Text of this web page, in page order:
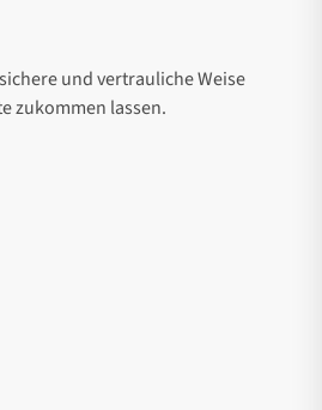
und vertrauliche Weise
zukommen lassen.